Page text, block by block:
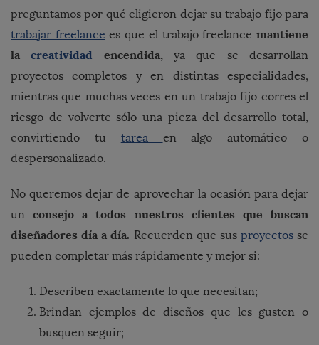
preguntamos por qué eligieron dejar su trabajo fijo para
trabajar freelance es que el trabajo freelancemantiene
lacreatividad encendida, ya que se desarrollan
proyectos completos y en distintas especialidades,
mientras que muchas veces en un trabajo fijo corres el
riesgo de volverte sólo una pieza del desarrollo total,
convirtiendo tu tarea en algo automático o
despersonalizado.
No queremos dejar de aprovechar la ocasión para dejar
unconsejo a todos nuestros clientes que buscan
diseñadores día a día. Recuerden que sus proyectos se
pueden completar más rápidamente y mejor si:
Describen exactamente lo que necesitan;
Brindan ejemplos de diseños que les gusten o
busquen seguir;